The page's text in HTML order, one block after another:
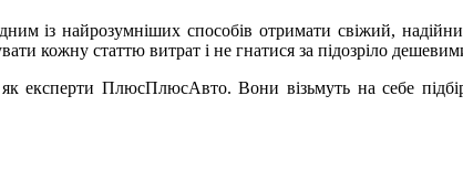
із найрозумніших способів отримати свіжий,
кожну статтю витрат і не гнатися за підозріло
експерти ПлюсПлюсАвто. Вони візьмуть на себе